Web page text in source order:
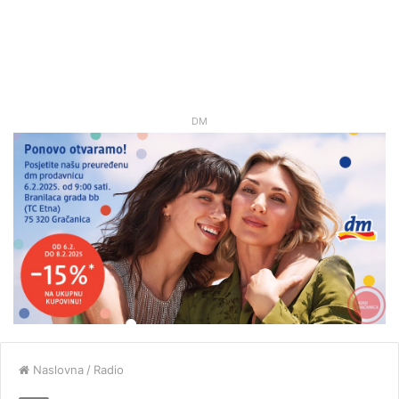
DM
Naslovna / Radio